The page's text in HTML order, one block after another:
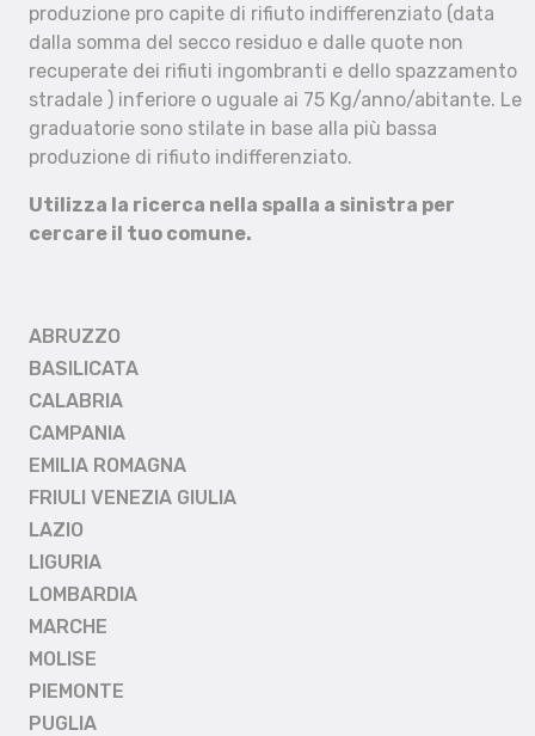
produzione pro capite di rifiuto indifferenziato (data
dalla somma del secco residuo e dalle quote non
recuperate dei rifiuti ingombranti e dello spazzamento
stradale ) inferiore o uguale ai 75 Kg/anno/abitante. Le
graduatorie sono stilate in base alla più bassa
produzione di rifiuto indifferenziato.
Utilizza la ricerca nella spalla a sinistra per
cercare il tuo comune.
ABRUZZO
BASILICATA
CALABRIA
CAMPANIA
EMILIA ROMAGNA
FRIULI VENEZIA GIULIA
LAZIO
LIGURIA
LOMBARDIA
MARCHE
MOLISE
PIEMONTE
PUGLIA